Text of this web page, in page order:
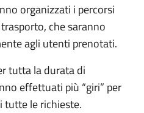
organizzati i percorsi
che saranno
agli utenti prenotati.
tutta la durata di
effettuati più “giri” per
tutte le richieste.